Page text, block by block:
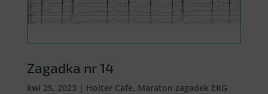
Zagadka nr 14
kwi 25, 2023 | Holter Cafe, Maraton zagadek EKG